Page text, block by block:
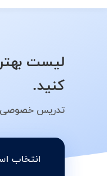
لیست
کنید.
تدریس خصوصی
انتخاب